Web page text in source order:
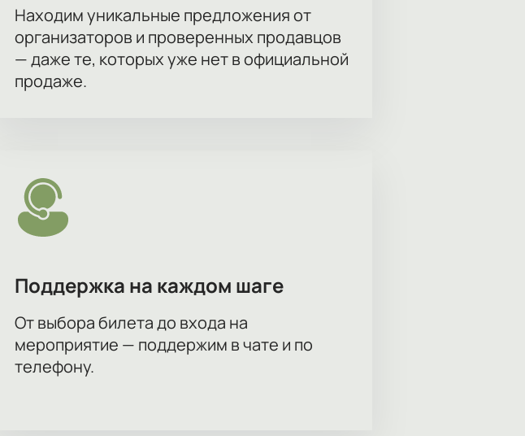
Находим уникальные предложения от
организаторов и проверенных продавцов
— даже те, которых уже нет в официальной
продаже.
Поддержка на каждом шаге
От выбора билета до входа на
мероприятие — поддержим в чате и по
телефону.